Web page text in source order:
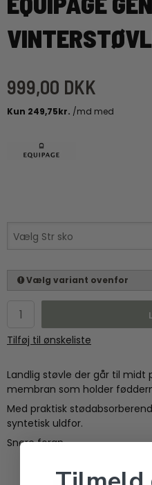
999,00 DKK
Vælg Str sko
Vælg variant ovenfor
Tilføj til ønskeliste
Landlig støvle der går til
membran som holder
Med praktisk
syntetisk uldfor.
Snøre foran.